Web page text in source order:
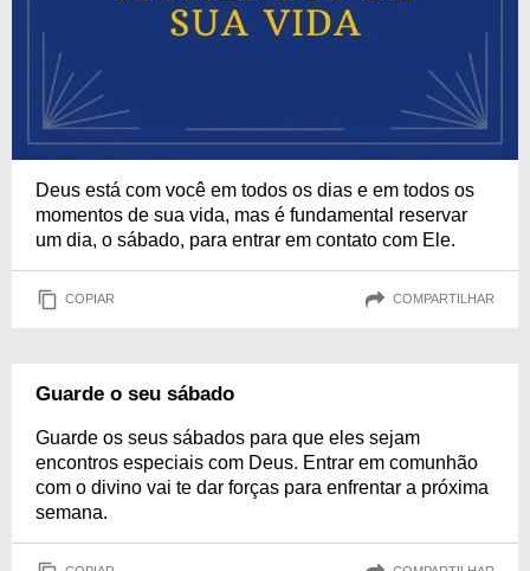
Deus está com você em todos os dias e em todos os
momentos de sua vida, mas é fundamental reservar
um dia, o sábado, para entrar em contato com Ele.
COPIAR COMPARTILHAR
Guarde o seu sábado
Guarde os seus sábados para que eles sejam
encontros especiais com Deus. Entrar em comunhão
com o divino vai te dar forças para enfrentar a próxima
semana.